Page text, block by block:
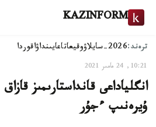
KAZINFORM
ترەند:2026-سايلاۋ وقيعاتاعايىنداۋاقوردا
10:21, 24 مامىر 2021
انگلياداعى قانداستارىمىز
ۇيرەنىپ ءجۇر